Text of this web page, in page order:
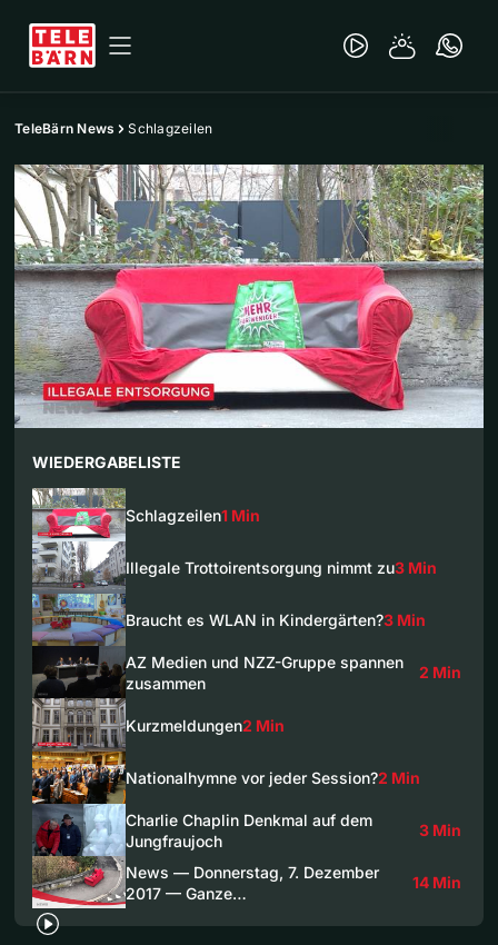
TeleBärn News Schlagzeilen
WIEDERGABELISTE
Schlagzeilen1 Min
Illegale Trottoirentsorgung nimmt zu3 Min
Braucht es WLAN in Kindergärten?3 Min
AZ Medien und NZZ-Gruppe spannen
zusammen
2 Min
Kurzmeldungen2 Min
Nationalhymne vor jeder Session?2 Min
Charlie Chaplin Denkmal auf dem
Jungfraujoch
3 Min
News — Donnerstag, 7. Dezember
2017 — Ganze…
14 Min